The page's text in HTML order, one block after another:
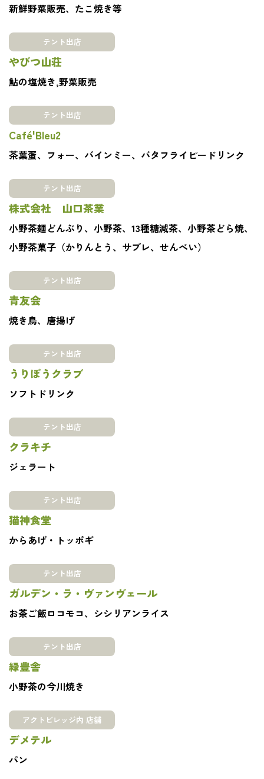
新鮮野菜販売、たこ焼き等
テント出店
やびつ山荘
鮎の塩焼き,野菜販売
テント出店
Café'Bleu2
茶葉蛋、フォー、バインミー、バタフライピードリンク
テント出店
株式会社 山口茶業
小野茶麺どんぶり、小野茶、13種糖減茶、小野茶どら焼、
小野茶菓子（かりんとう、サブレ、せんべい）
テント出店
青友会
焼き鳥、唐揚げ
テント出店
うりぼうクラブ
ソフトドリンク
テント出店
クラキチ
ジェラート
テント出店
猫神食堂
からあげ・トッポギ
テント出店
ガルデン・ラ・ヴァンヴェール
お茶ご飯ロコモコ、シシリアンライス
テント出店
緑豊舎
小野茶の今川焼き
アクトビレッジ内 店舗
デメテル
パン